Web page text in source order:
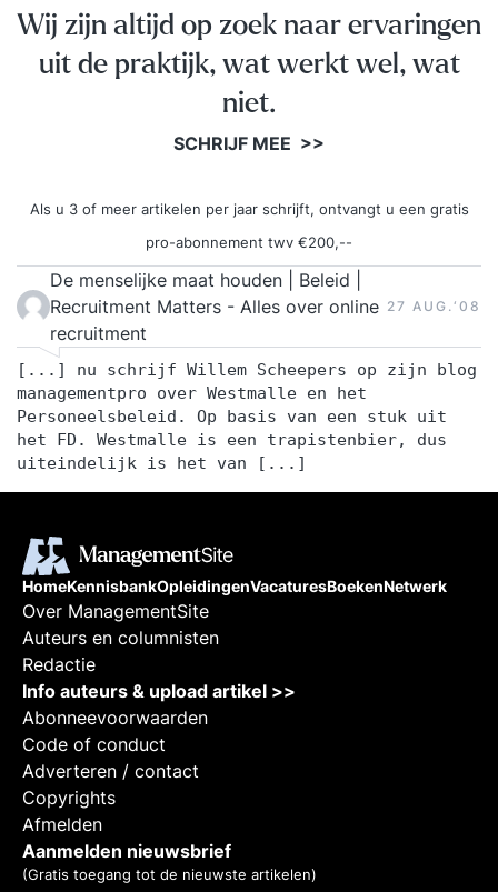
verantwoordelijk voor het financiële beleid van
de organisatie. Toch willen veel OR’en en
financiële commissies graag meedenken. Je leert
uit de WOR. Je leert zo hoe je als OR meer
control-cyclus en hoe je beter kunt omgaan met
begrotingen en voortgangsrapportages. 16.00
Einde programma Maatwerk Als je de cursus met
jouw eigen ondernemingsraad of
personeelsvertegenwoordiging wilt volgen is dat
natuurlijk mogelijk. De OR Academy kan deze
cursus met dit programma op het moment dat
het jou schikt op de door jou gewenste locatie
verzorgen. Het is ook mogelijk om het
eigen website en we helpen je graag verder.
Wij zijn altijd op zoek naar ervaringen
uit de praktijk, wat werkt wel, wat
niet.
SCHRIJF MEE >>
Als u 3 of meer artikelen per jaar schrijft, ontvangt u een gratis
pro-abonnement twv €200,--
De menselijke maat houden | Beleid |
Recruitment Matters - Alles over online
recruitment
27 AUG.‘08
[...] nu schrijf Willem Scheepers op zijn blog
managementpro over Westmalle en het
Personeelsbeleid. Op basis van een stuk uit
het FD. Westmalle is een trapistenbier, dus
uiteindelijk is het van [...]
HomeKennisbankOpleidingenVacaturesBoekenNetwerk
Over ManagementSite
Auteurs en columnisten
Redactie
Info auteurs & upload artikel >>
Abonneevoorwaarden
Code of conduct
Adverteren / contact
Copyrights
Afmelden
Aanmelden nieuwsbrief
(Gratis toegang tot de nieuwste artikelen)